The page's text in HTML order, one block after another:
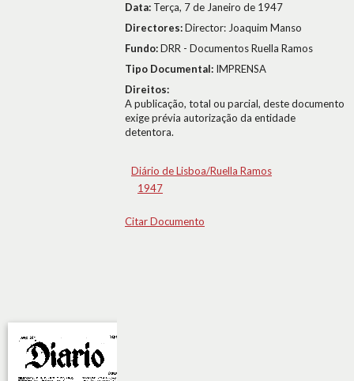
Data: Terça, 7 de Janeiro de 1947
Directores:Director: Joaquim Manso
Fundo:DRR - Documentos Ruella Ramos
Tipo Documental: IMPRENSA
Direitos:
A publicação, total ou parcial, deste documento
exige prévia autorização da entidade
detentora.
Diário de Lisboa/Ruella Ramos
1947
Citar Documento